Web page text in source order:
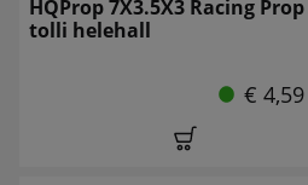
HQProp 7X3.5X3 Racing
tolli helehall
€